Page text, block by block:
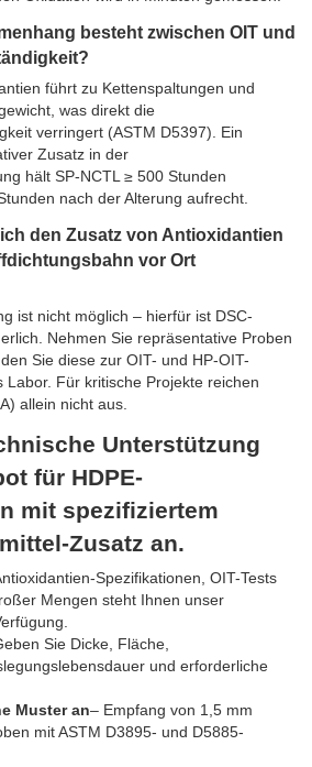
besteht zwischen OIT und
führt zu Kettenspaltungen und
was direkt die
verringert (ASTM D5397). Ein
Zusatz in der
hält SP-NCTL ≥ 500 Stunden
nach der Alterung aufrecht.
den Zusatz von Antioxidantien
vor Ort
ist nicht möglich – hierfür ist DSC-
Nehmen Sie repräsentative Proben
Sie diese zur OIT- und HP-OIT-
Labor. Für kritische Projekte reichen
allein nicht aus.
Unterstützung
für HDPE-
mit spezifiziertem
Zusatz an.
Spezifikationen, OIT-Tests
Mengen steht Ihnen unser
Sie Dicke, Fläche,
und erforderliche
Muster an– Empfang von 1,5 mm
mit ASTM D3895- und D5885-